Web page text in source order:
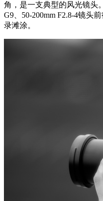
角，是一支典型的风光镜头
G9、50-200mm F2.8-4镜头
录滩涂。